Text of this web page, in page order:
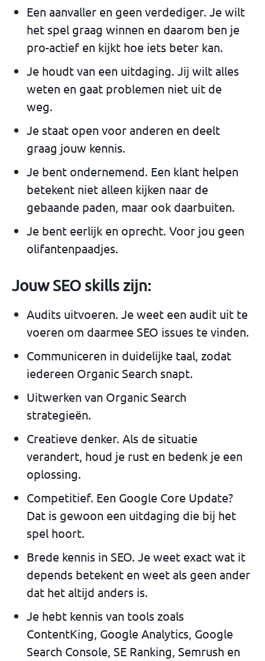
Een aanvaller en geen verdediger. Je wilt
het spel graag winnen en daarom ben je
pro-actief en kijkt hoe iets beter kan.
Je houdt van een uitdaging. Jij wilt alles
weten en gaat problemen niet uit de
weg.
Je staat open voor anderen en deelt
graag jouw kennis.
Je bent ondernemend. Een klant helpen
betekent niet alleen kijken naar de
gebaande paden, maar ook daarbuiten.
Je bent eerlijk en oprecht. Voor jou geen
olifantenpaadjes.
Jouw SEO skills zijn:
Audits uitvoeren. Je weet een audit uit te
voeren om daarmee SEO issues te vinden.
Communiceren in duidelijke taal, zodat
iedereen Organic Search snapt.
Uitwerken van Organic Search
strategieën.
Creatieve denker. Als de situatie
verandert, houd je rust en bedenk je een
oplossing.
Competitief. Een Google Core Update?
Dat is gewoon een uitdaging die bij het
spel hoort.
Brede kennis in SEO. Je weet exact wat it
depends betekent en weet als geen ander
dat het altijd anders is.
Je hebt kennis van tools zoals
ContentKing, Google Analytics, Google
Search Console, SE Ranking, Semrush en